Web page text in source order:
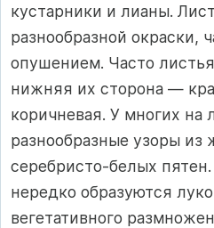
кустарники и лианы.
разнообразной окраски,
опушением. Часто
нижняя их сторона —
коричневая. У многих на
разнообразные узоры из
серебристо-белых
нередко образуются
вегетативного